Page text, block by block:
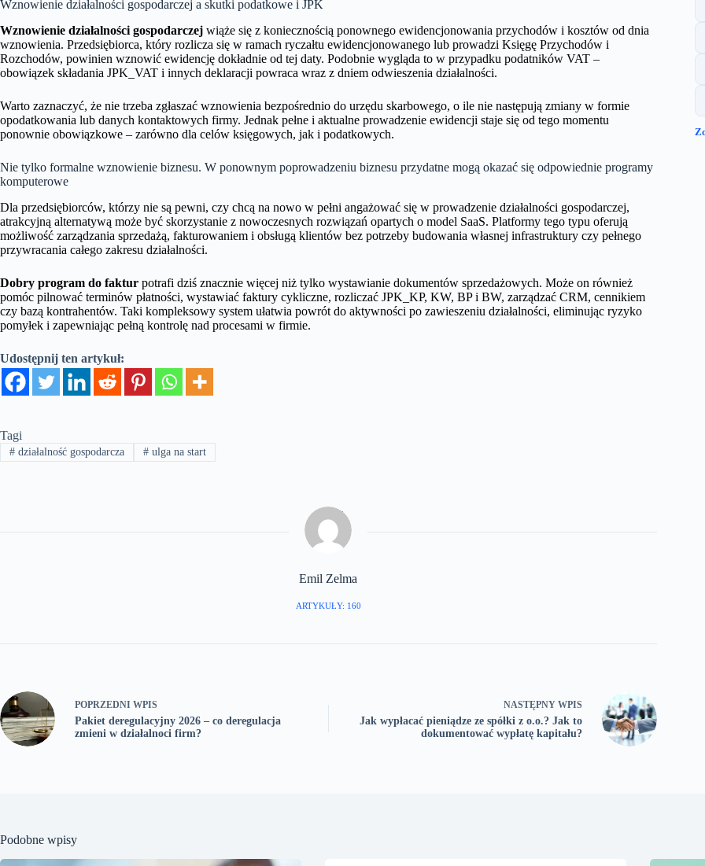
Wznowienie działalności gospodarczej a skutki podatkowe i JPK
Wznowienie działalności gospodarczej wiąże się z koniecznością ponownego ewidencjonowania przychodów i kosztów od dnia
wznowienia. Przedsiębiorca, który rozlicza się w ramach ryczałtu ewidencjonowanego lub prowadzi Księgę Przychodów i
Rozchodów, powinien wznowić ewidencję dokładnie od tej daty. Podobnie wygląda to w przypadku podatników VAT –
obowiązek składania JPK_VAT i innych deklaracji powraca wraz z dniem odwieszenia działalności.
Warto zaznaczyć, że nie trzeba zgłaszać wznowienia bezpośrednio do urzędu skarbowego, o ile nie następują zmiany w formie
opodatkowania lub danych kontaktowych firmy. Jednak pełne i aktualne prowadzenie ewidencji staje się od tego momentu
ponownie obowiązkowe – zarówno dla celów księgowych, jak i podatkowych.
Nie tylko formalne wznowienie biznesu. W ponownym poprowadzeniu biznesu przydatne mogą okazać się odpowiednie programy
komputerowe
Dla przedsiębiorców, którzy nie są pewni, czy chcą na nowo w pełni angażować się w prowadzenie działalności gospodarczej,
atrakcyjną alternatywą może być skorzystanie z nowoczesnych rozwiązań opartych o model SaaS. Platformy tego typu oferują
możliwość zarządzania sprzedażą, fakturowaniem i obsługą klientów bez potrzeby budowania własnej infrastruktury czy pełnego
przywracania całego zakresu działalności.
Dobry program do faktur potrafi dziś znacznie więcej niż tylko wystawianie dokumentów sprzedażowych. Może on również
pomóc pilnować terminów płatności, wystawiać faktury cykliczne, rozliczać JPK_KP, KW, BP i BW, zarządzać CRM, cennikiem
czy bazą kontrahentów. Taki kompleksowy system ułatwia powrót do aktywności po zawieszeniu działalności, eliminując ryzyko
pomyłek i zapewniając pełną kontrolę nad procesami w firmie.
Udostępnij ten artykuł:
Tagi
#działalność gospodarcza #ulga na start
Emil Zelma
ARTYKUŁY: 160
POPRZEDNI WPIS
Pakiet deregulacyjny 2026 – co deregulacja
zmieni w działalnoci firm?
NASTĘPNY WPIS
Jak wypłacać pieniądze ze spółki z o.o.? Jak to
dokumentować wypłatę kapitału?
Podobne wpisy